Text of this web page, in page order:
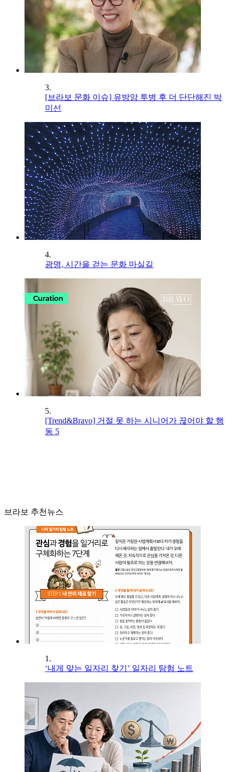
3.
[브라보 문화 이슈] 유방암 투병 후 더 단단해진 박
미선
4.
광명, 시간을 걷는 문화 마실길
5.
[Trend&Bravo] 거절 못 하는 시니어가 끊어야 할 행
동 5
브라보 추천뉴스
1.
‘내게 맞는 일자리 찾기’ 일자리 탐험 노트